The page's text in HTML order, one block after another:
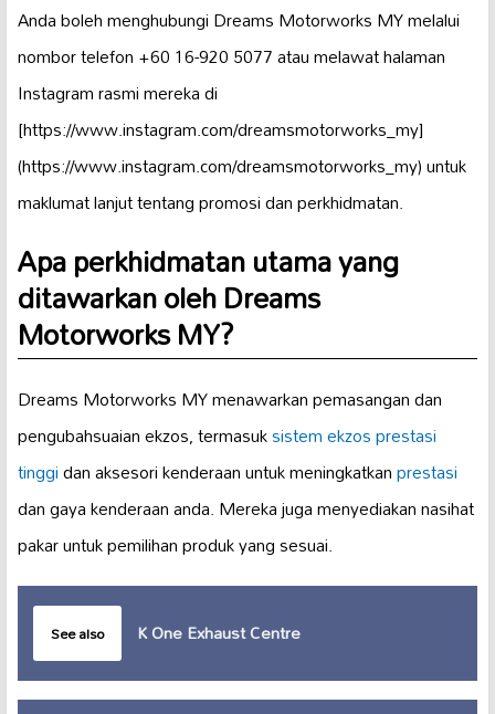
Anda boleh menghubungi Dreams Motorworks MY melalui
nombor telefon +60 16-920 5077 atau melawat halaman
Instagram rasmi mereka di
[https://www.instagram.com/dreamsmotorworks_my]
(https://www.instagram.com/dreamsmotorworks_my) untuk
maklumat lanjut tentang promosi dan perkhidmatan.
Apa perkhidmatan utama yang
ditawarkan oleh Dreams
Motorworks MY?
Dreams Motorworks MY menawarkan pemasangan dan
pengubahsuaian ekzos, termasuksistem ekzosprestasi
tinggidan aksesori kenderaan untuk meningkatkanprestasi
dan gaya kenderaan anda. Mereka juga menyediakan nasihat
pakar untuk pemilihan produk yang sesuai.
See also K One Exhaust Centre